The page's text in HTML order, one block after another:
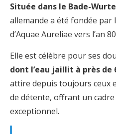
Située dans le Bade-
allemande a été fondée par
d’Aquae Aureliae vers l’an
Elle est célèbre pour ses
dont l’eau jaillit à près de
attire depuis toujours ceux
de détente, offrant un
exceptionnel.